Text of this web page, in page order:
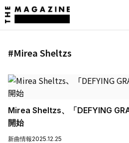
#Mirea Sheltzs
Mirea Sheltzs、「DEFYING
開始
新曲情報2025.12.25